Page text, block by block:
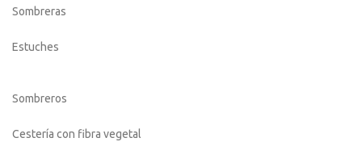
Sombreras
Estuches
Sombreros
Cestería con fibra vegetal